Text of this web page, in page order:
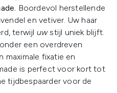
Boordevol herstellende
en vetiver. Uw haar
terwijl uwstijl uniek blijft.
een overdreven
maximale fixatie en
is perfect voor kort tot
tijdbespaarder voor de